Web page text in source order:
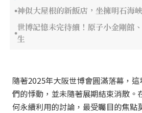
神似大屋根的新飯店，坐擁明石海
世博記憶未完待續！原子小金剛館
生
隨著2025年大阪世博會圓滿落幕，
們的悸動，並未隨著展期結束消散。
何永續利用的討論，最受矚目的焦點